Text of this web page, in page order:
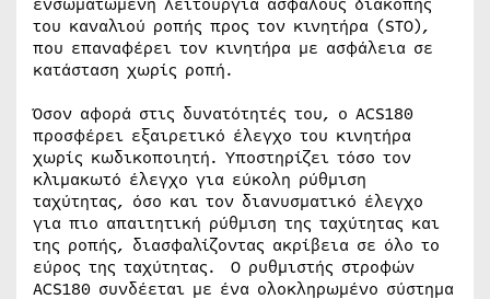
του καναλιού ροπής προς τον κινητήρα (STO),
που επαναφέρει τον κινητήρα με ασφάλεια σε
κατάσταση χωρίς ροπή.
Όσον αφορά στις δυνατότητές του, ο ACS180
προσφέρει εξαιρετικό έλεγχο του κινητήρα
χωρίς κωδικοποιητή. Υποστηρίζει τόσο τον
κλιμακωτό έλεγχο για εύκολη ρύθμιση
ταχύτητας, όσο και τον διανυσματικό έλεγχο
για πιο απαιτητική ρύθμιση της ταχύτητας και
της ροπής, διασφαλίζοντας ακρίβεια σε όλο το
εύρος της ταχύτητας. Ο ρυθμιστής στροφών
ACS180 συνδέεται με ένα ολοκληρωμένο σύστημα